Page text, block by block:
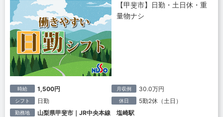
【甲斐市】日勤・土日休・重
量物ナシ
時給 1,500円 月収例 30.0万円
シフト 日勤 休日 5勤2休（土日）
勤務地 山梨県甲斐市｜JR中央本線 塩崎駅